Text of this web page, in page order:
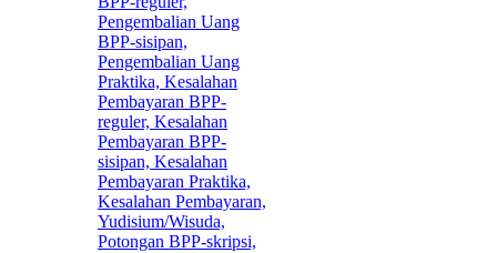
Pengembalian Uang
BPP-sisipan,
Pengembalian Uang
Praktika, Kesalahan
Pembayaran BPP-
reguler, Kesalahan
Pembayaran BPP-
sisipan, Kesalahan
Pembayaran Praktika,
Kesalahan Pembayaran,
Yudisium/Wisuda,
Potongan BPP-skripsi,